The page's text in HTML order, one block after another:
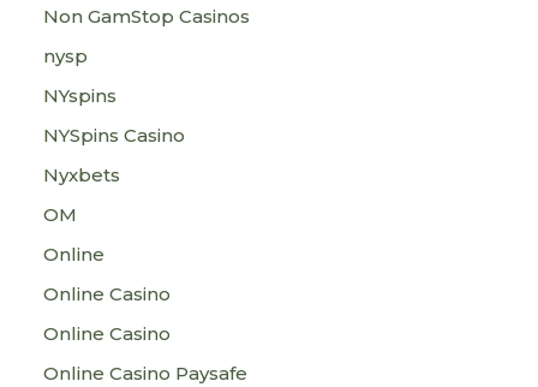
Non GamStop Casinos
nysp
NYspins
NYSpins Casino
Nyxbets
OM
Online
Online Casino
Online Casino
Online Casino Paysafe